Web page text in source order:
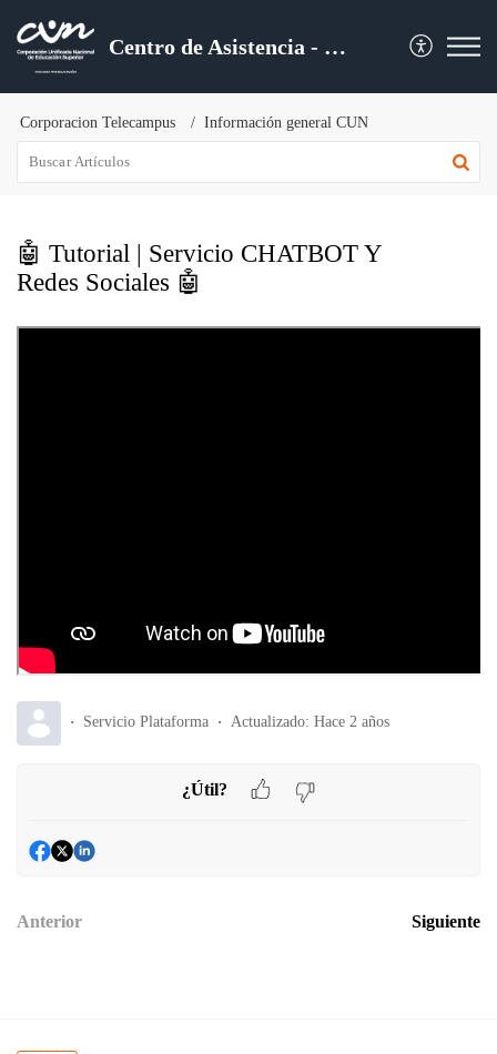
Centro de Asistencia - CUN
Corporacion Telecampus Información general CUN
🤖 Tutorial | Servicio CHATBOT Y
Redes Sociales 🤖
Servicio Plataforma Actualizado: Hace 2 años
¿Útil?
Anterior Siguiente